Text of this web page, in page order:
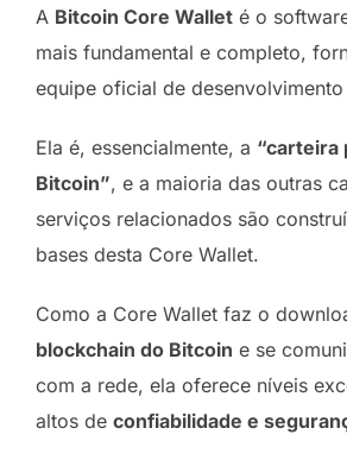
A Bitcoin Core Wallet é o
mais fundamental e completo,
equipe oficial de
Ela é, essencialmente, a “carteira
Bitcoin”, e a maioria das outras
serviços relacionados são
bases desta Core Wallet.
Como a Core Wallet faz o
blockchain do Bitcoin e se
com a rede, ela oferece níveis
altos de confiabilidade e